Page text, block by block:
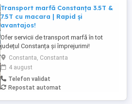
Transport marfă Constanța 3.5T &
7.5T cu macara | Rapid și
avantajos!
Ofer servicii de transport marfă în tot
județul Constanța și împrejurimi!
Camionetă 3.5 tone ideală pentru mutări,
mobilă, electrocasnice, marfă generală
Camion 7.5 tone cu macara perfect pentru
materiale de construcții și obiecte grele
Servicii oferite: * Mutări locuințe birouri *
Constanta, Constanta
4 august
Telefon validat
Repostat automat